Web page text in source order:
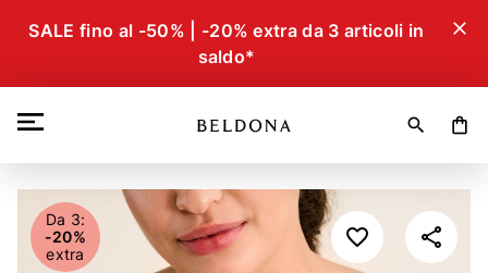
SALE fino al -50% | -20% extra da 3 articoli in
saldo*
close
search shopping_bag
Da 3:
-20%
extra